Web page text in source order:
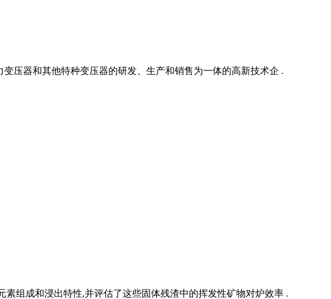
压器和其他特种变压器的研发、生产和销售为一体的高新技术企 .
组成和浸出特性,并评估了这些固体残渣中的挥发性矿物对炉效率 .